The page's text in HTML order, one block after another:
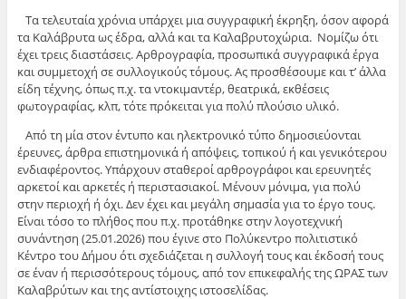
Τα τελευταία χρόνια υπάρχει μια συγγραφική έκρηξη, όσον αφορά
τα Καλάβρυτα ως έδρα, αλλά και τα Καλαβρυτοχώρια. Νομίζω ότι
έχει τρεις διαστάσεις. Αρθρογραφία, προσωπικά συγγραφικά έργα
και συμμετοχή σε συλλογικούς τόμους. Ας προσθέσουμε και τ’ άλλα
είδη τέχνης, όπως π.χ. τα ντοκιμαντέρ, θεατρικά, εκθέσεις
φωτογραφίας, κλπ, τότε πρόκειται για πολύ πλούσιο υλικό.
Από τη μία στον έντυπο και ηλεκτρονικό τύπο δημοσιεύονται
έρευνες, άρθρα επιστημονικά ή απόψεις, τοπικού ή και γενικότερου
ενδιαφέροντος. Υπάρχουν σταθεροί αρθρογράφοι και ερευνητές
αρκετοί και αρκετές ή περιστασιακοί. Μένουν μόνιμα, για πολύ
στην περιοχή ή όχι. Δεν έχει και μεγάλη σημασία για το έργο τους.
Είναι τόσο το πλήθος που π.χ. προτάθηκε στην λογοτεχνική
συνάντηση (25.01.2026) που έγινε στο Πολύκεντρο πολιτιστικό
Κέντρο του Δήμου ότι σχεδιάζεται η συλλογή τους και έκδοσή τους
σε έναν ή περισσότερους τόμους, από τον επικεφαλής της ΩΡΑΣ των
Καλαβρύτων και της αντίστοιχης ιστοσελίδας.